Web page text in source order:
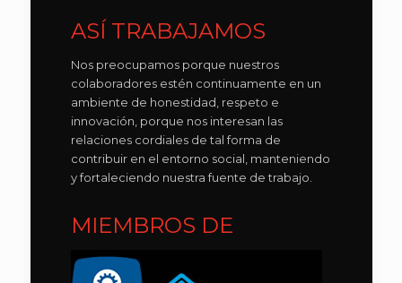
ASÍ TRABAJAMOS
Nos preocupamos porque nuestros
colaboradores estén continuamente en un
ambiente de honestidad, respeto e
innovación, porque nos interesan las
relaciones cordiales de tal forma de
contribuir en el entorno social, manteniendo
y fortaleciendo nuestra fuente de trabajo.
MIEMBROS DE